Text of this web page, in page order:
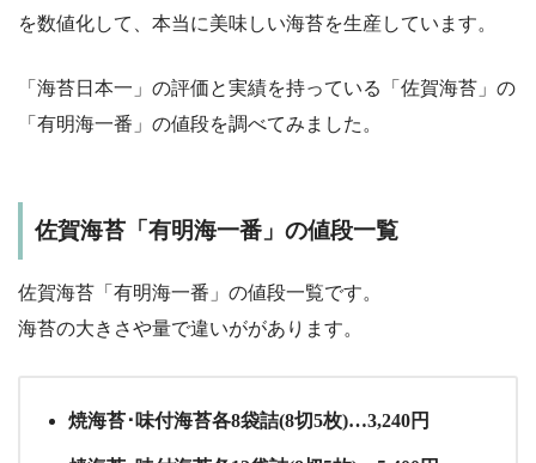
を数値化して、本当に美味しい海苔を生産しています。
「海苔日本一」の評価と実績を持っている「佐賀海苔」の
「有明海一番」の値段を調べてみました。
佐賀海苔「有明海一番」の値段一覧
佐賀海苔「有明海一番」の値段一覧です。
海苔の大きさや量で違いががあります。
焼海苔･味付海苔各8袋詰(8切5枚)…3,240円